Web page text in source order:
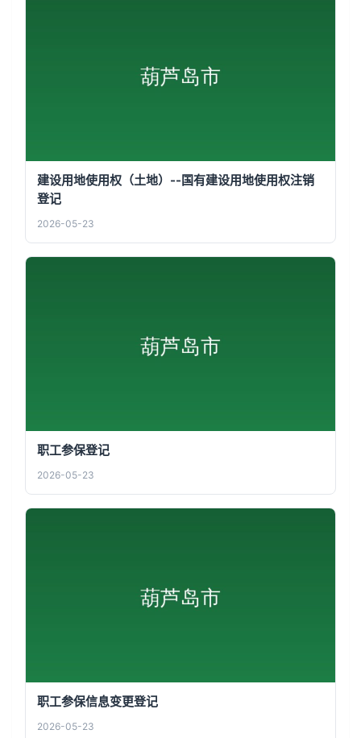
建设用地使用权（土地）--国有建设用地使用权注销
登记
2026-05-23
职工参保登记
2026-05-23
职工参保信息变更登记
2026-05-23